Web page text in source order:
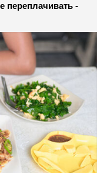
переплачивать -